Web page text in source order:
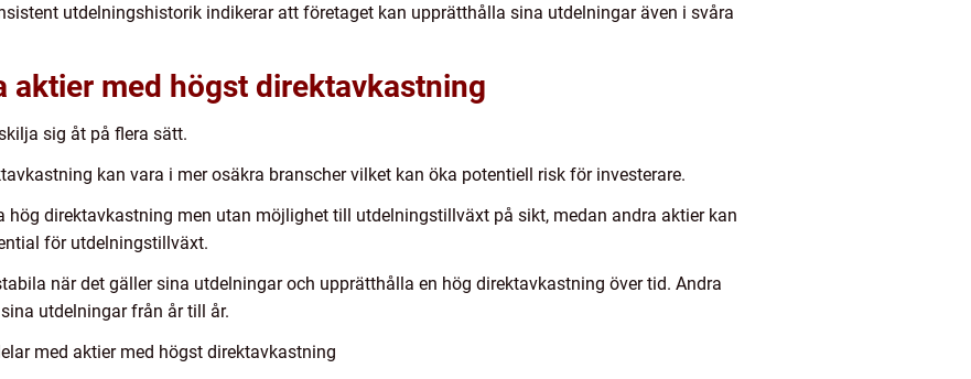
utdelningshistorik indikerar att företaget kan upprätthålla sina utdelningar även i svåra
aktier med högst direktavkastning
sig åt på flera sätt.
kan vara i mer osäkra branscher vilket kan öka potentiell risk för investerare.
hög direktavkastning men utan möjlighet till utdelningstillväxt på sikt, medan andra aktier kan
för utdelningstillväxt.
när det gäller sina utdelningar och upprätthålla en hög direktavkastning över tid. Andra
utdelningar från år till år.
med aktier med högst direktavkastning